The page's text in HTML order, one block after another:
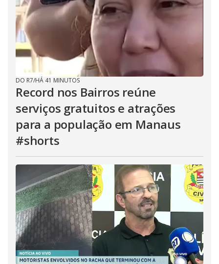
DO R7/HÁ 41 MINUTOS
Record nos Bairros reúne
serviços gratuitos e atrações
para a população em Manaus
#shorts